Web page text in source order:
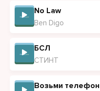
No Law
Ben Digo
БСЛ
СТИНТ
Возьми телефон